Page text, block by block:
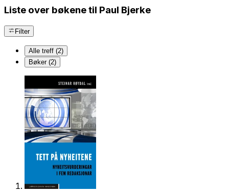
Liste over bøkene til Paul Bjerke
Filter
Alle treff (2)
Bøker (2)